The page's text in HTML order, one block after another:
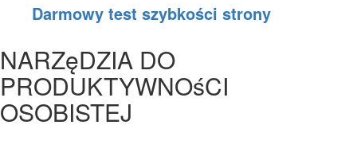
Darmowy test szybkości strony
NARZęDZIA DO
PRODUKTYWNOśCI
OSOBISTEJ